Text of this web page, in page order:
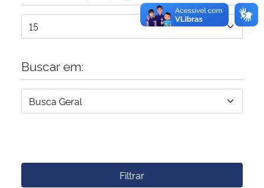
Buscar em:
Filtrar